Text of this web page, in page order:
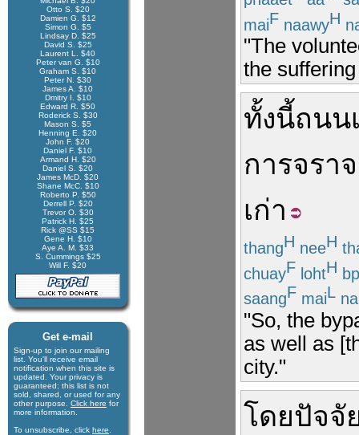
Otto S. $20
Damien G. $12
Simon G. $5
Lindsay D. $25
David S. $25
Laurent L. $40
Peter van G. $10
Graham S. $10
Peter N. $30
James A. $10
Dmitry I. $10
Edward R. $50
Roderick S. $30
Mason S. $5
Henning E. $20
John F. $20
Daniel F. $10
Armand H. $20
Daniel S. $20
James McD. $20
Shane McC. $10
Roberto P. $50
Derrell P. $20
Trevor O. $30
Patrick H. $25
Rick @SS $15
Gene H. $10
Aye A. M. $33
S. Cummings $25
Will F. $20
Get e-mail
Sign-up to join our mail­ing
list. You'll receive e­mail
notification when this site is
updated. Your privacy is
guaran­teed; this list is not
sold, shared, or used for any
other purpose. Click here for
more infor­mation.
To unsubscribe, click here
maiF naawyH
"The
the
ทั้งนี้ถนน
การจรา
เก่า
thangH neeH
chuayF lohtH
saangF maiL
"So, the
as well as
city."
โดยปัจจั